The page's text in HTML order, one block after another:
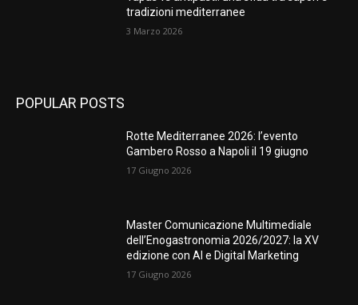
tradizioni mediterranee
3 Marzo 2026
POPULAR POSTS
Rotte Mediterranee 2026: l’evento
Gambero Rosso a Napoli il 19 giugno
17 Giugno 2026
Master Comunicazione Multimediale
dell’Enogastronomia 2026/2027: la XV
edizione con AI e Digital Marketing
17 Giugno 2026